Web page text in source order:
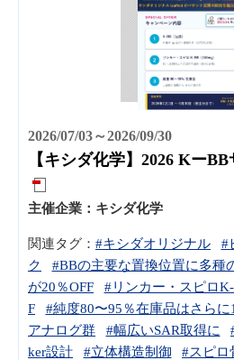
2026/07/03～2026/09/30
【キシダ化学】2026 Kー
主催企業： キシダ化学
関連タグ： #キシダオリジナル
#
ク
#BBの主要な置換位置に多種
が20％OFF
#リンカー・スピロ
F
#純度80〜95％在庫品はさらに
アナログ群
#幅広いSAR取得に
ker設計
#立体構造制御 #スピロ